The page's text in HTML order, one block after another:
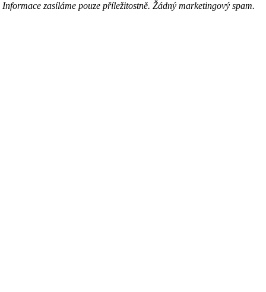
Informace zasíláme pouze příležitostně. Žádný marketingový spam.